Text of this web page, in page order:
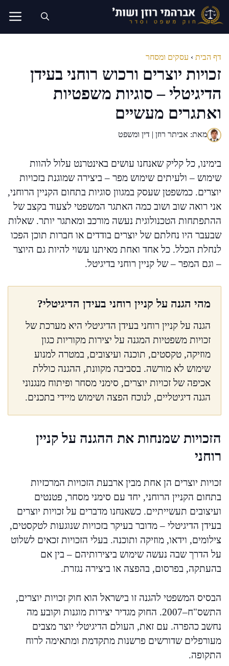
לדלג
לתוכן
דף הבית › עסקים ומסחר
זכויות יוצרים ורכוש רוחני בעידן
הדיגיטלי – סוגיות משפטיות
ואתגרים מעשיים
מאת: אביתר רוזן | דין ומשפט
בימינו, כל קליק שאנחנו עושים באינטרנט עלול להוות
שימוש – ולעיתים שימוש מפר – ביצירה שמוגנת בזכויות
יוצרים. כמשפטן שעסק במגוון סוגיות בתחום הקניין הרוחני,
אני רואה שוב ושוב כמה האתגר המשפטי לצעוד בקצב של
ההתפתחות הטכנולוגית נעשה מורכב ומאתגר יותר. שאלות
שבעבר היו נחלתם של יוצרים בודדים או חברות תוכן הפכו
לנחלת הכלל. כל אחד ואחת מאיתנו עשוי להיות גם היוצר
– וגם המפר – של קניין רוחני בדיגיטל.
מהי הגנה על קניין רוחני בעידן הדיגיטלי?
הגנה על קניין רוחני בעידן הדיגיטלי היא מערכת של
זכויות משפטיות המגנה על יצירות מקוריות כגון
מוזיקה, טקסטים, תוכנה ועיצובים, במטרה למנוע
שימוש לא מורשה. בסביבה מקוונת, ההגנה כוללת
אכיפה של זכויות יוצרים, סימני מסחר ופיתוח מנגנוני
הגנה דיגיטליים, לנוכח הפצה ושימוש מיידי בתכנים.
הזכויות שמנחות את ההגנה על קניין
רוחני
זכויות יוצרים הן אחת מבין ארבעת הזכויות המרכזיות
בתחום הקניין הרוחני, יחד עם סימני מסחר, פטנטים
ועיצובים תעשייתיים. כשאנחנו מדברים על זכויות יוצרים
בעידן הדיגיטלי – מדובר בעיקר בזכויות שנוגעות לטקסטים,
צילומים, וידאו, מוזיקה ותוכנה. בעלי הזכויות זכאים לשלוט
על הדרך שבה נעשה שימוש ביצירותיהם – בין אם
בהעתקה, בפרסום, בהפצה או ביצירה נגזרת.
הבסיס המשפטי להגנה זו בישראל הוא חוק זכויות יוצרים,
התשס"ח–2007. החוק מגדיר יצירות מוגנות וקובע מה
נחשב כהפרה. עם זאת, העולם הדיגיטלי יוצר מצבים
מעורפלים שדורשים פרשנות מתקדמת ומתאימה לרוח
התקופה.